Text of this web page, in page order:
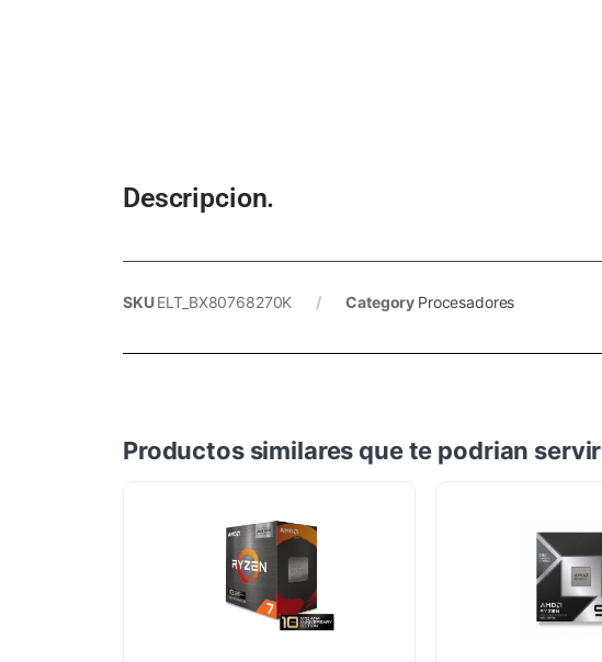
Descripcion.
SKUELT_BX80768270K Category Procesadores
Productos similares que te podrian servir